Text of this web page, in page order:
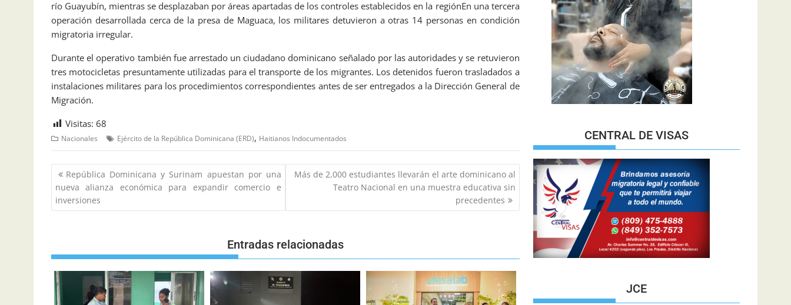
río Guayubín, mientras se desplazaban por áreas apartadas de los controles establecidos en la regiónEn una tercera
operación desarrollada cerca de la presa de Maguaca, los militares detuvieron a otras 14 personas en condición
migratoria irregular.
Durante el operativo también fue arrestado un ciudadano dominicano señalado por las autoridades y se retuvieron
tres motocicletas presuntamente utilizadas para el transporte de los migrantes. Los detenidos fueron trasladados a
instalaciones militares para los procedimientos correspondientes antes de ser entregados a la Dirección General de
Migración.
Visitas: 68
Nacionales Ejército de la República Dominicana (ERD), Haitianos Indocumentados
República Dominicana y Surinam apuestan por una
nueva alianza económica para expandir comercio e
inversiones
Más de 2,000 estudiantes llevarán el arte dominicano al
Teatro Nacional en una muestra educativa sin
precedentes
Entradas relacionadas
CENTRAL DE VISAS
JCE